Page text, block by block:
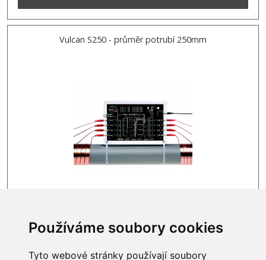
Používáme soubory cookies
Tyto webové stránky používají soubory
Vulcan S250 - průměr potrubí 250mm
0 Kč